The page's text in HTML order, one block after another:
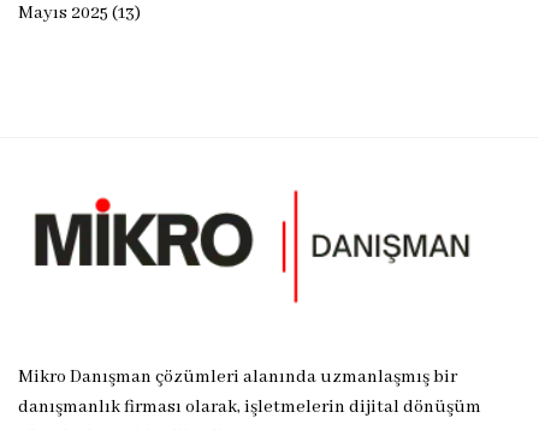
Mayıs 2025 (13)
Mikro Danışman çözümleri alanında uzmanlaşmış bir
danışmanlık firması olarak, işletmelerin dijital dönüşüm